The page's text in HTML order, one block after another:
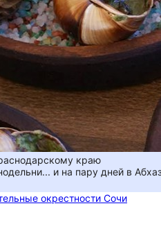
краю
и на пару дней в